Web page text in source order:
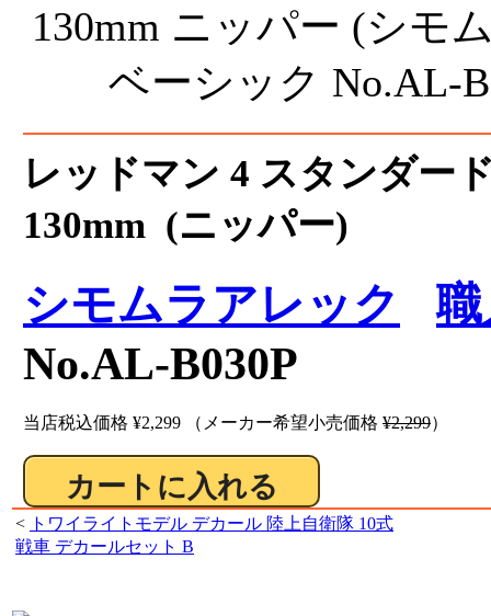
レッドマン 4 スタンダー
130mm (ニッパー)
シモムラアレック
No.AL-B030P
当店税込価格 ¥2,299 （メーカー希望小売価格 ¥2,299）
< トワイライトモデル デカール 陸上自衛隊 10式
戦車 デカールセット B